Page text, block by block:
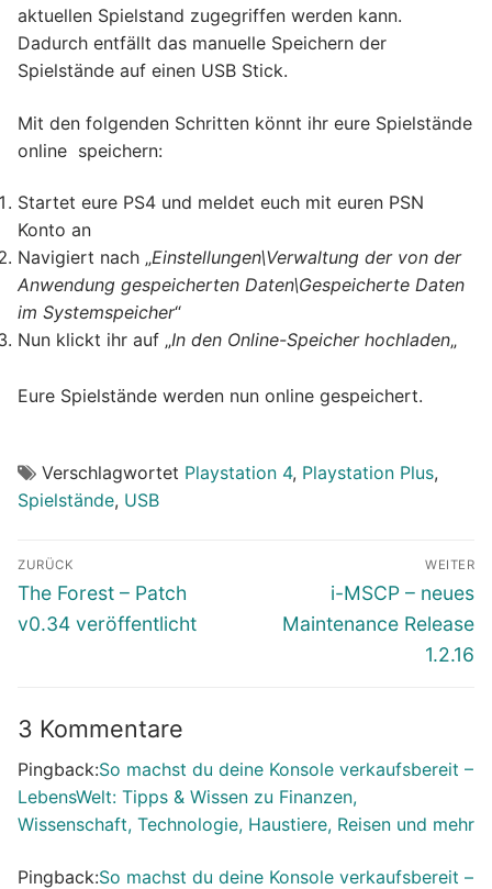
aktuellen Spielstand zugegriffen werden kann.
Dadurch entfällt das manuelle Speichern der
Spielstände auf einen USB Stick.
Mit den folgenden Schritten könnt ihr eure Spielstände
online speichern:
Startet eure PS4 und meldet euch mit euren PSN
Konto an
Navigiert nach „Einstellungen\Verwaltung der von der
Anwendung gespeicherten Daten\Gespeicherte Daten
im Systemspeicher“
Nun klickt ihr auf „In den Online-Speicher hochladen„
Eure Spielstände werden nun online gespeichert.
Verschlagwortet Playstation 4, Playstation Plus,
Spielstände, USB
Beitragsnavigation
ZURÜCK
Vorheriger
Beitrag:
The Forest – Patch
v0.34 veröffentlicht
WEITER
Nächster
Beitrag:
i-MSCP – neues
Maintenance Release
1.2.16
3 Kommentare
Pingback:So machst du deine Konsole verkaufsbereit –
LebensWelt: Tipps & Wissen zu Finanzen,
Wissenschaft, Technologie, Haustiere, Reisen und mehr
Pingback:So machst du deine Konsole verkaufsbereit –